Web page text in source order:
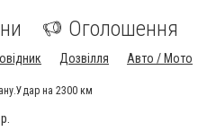
Оголошення
Дозвілля Авто / Мото
на 2300 км